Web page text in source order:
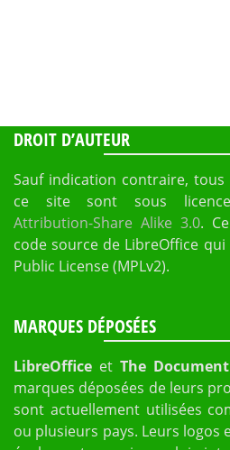
DROIT D’AUTEUR
Sauf indication contraire,
ce site sont sous
Attribution-Share Alike 3.0.
code source de LibreOffice
Public License (MPLv2).
MARQUES DÉPOSÉES
LibreOffice et The
marques déposées de leurs
sont actuellement utilisées
ou plusieurs pays. Leurs logos